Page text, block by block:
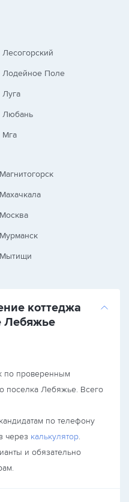
Лесогорский
Лодейное Поле
Луга
Любань
Мга
Магнитогорск
Махачкала
Москва
Мурманск
Мытищи
коттеджа
Лебяжье
по проверенным
поселка Лебяжье. Всего
по телефону
через калькулятор.
и обязательно